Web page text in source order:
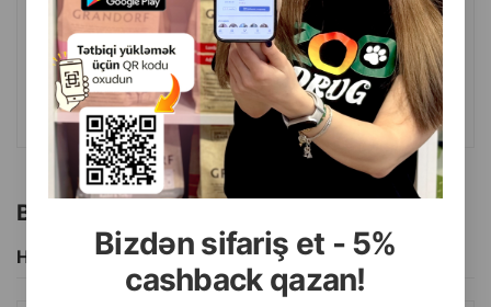
Bizdən sifariş et - 5%
cashback qazan!
Çəki Qiymət
Almaq
5.00
ALMAQ
Bu brendin başqa məhsulları
Hamısını Gör